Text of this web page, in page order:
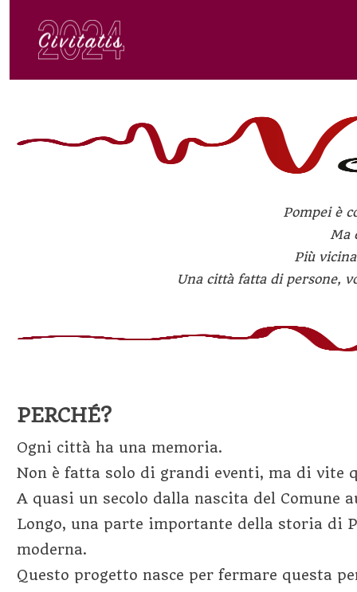
Pompei è
Ma
Più
Una città fatta di persone,
PERCHÉ?
Ogni città ha una memoria.
Non è fatta solo di grandi eventi, ma di vite
A quasi un secolo dalla nascita del Comune
Longo, una parte importante della storia di
moderna.
Questo progetto nasce per fermare questa